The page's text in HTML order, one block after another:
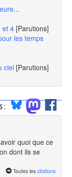
et 4 [Parutions]
les temps
ciel [Parutions]
:
quoi que ce
dont ils se
Toutes les citations